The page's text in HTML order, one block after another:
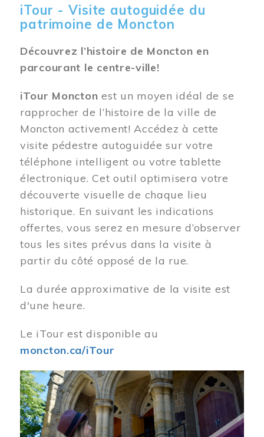
iTour - Visite autoguidée du
patrimoine de Moncton
Découvrez l’histoire de Moncton en
parcourant le centre-ville!
iTour Moncton est un moyen idéal de se
rapprocher de l’histoire de la ville de
Moncton activement! Accédez à cette
visite pédestre autoguidée sur votre
téléphone intelligent ou votre tablette
électronique. Cet outil optimisera votre
découverte visuelle de chaque lieu
historique. En suivant les indications
offertes, vous serez en mesure d’observer
tous les sites prévus dans la visite à
partir du côté opposé de la rue.
La durée approximative de la visite est
d'une heure.
Le iTour est disponible au
moncton.ca/iTour